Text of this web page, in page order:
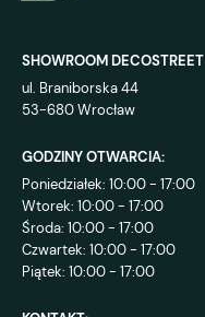
SHOWROOM DECOSTREET
ul. Braniborska 44
53-680 Wrocław
GODZINY OTWARCIA:
Poniedziałek: 10:00 - 17:00
Wtorek: 10:00 - 17:00
Środa: 10:00 - 17:00
Czwartek: 10:00 - 17:00
Piątek: 10:00 - 17:00